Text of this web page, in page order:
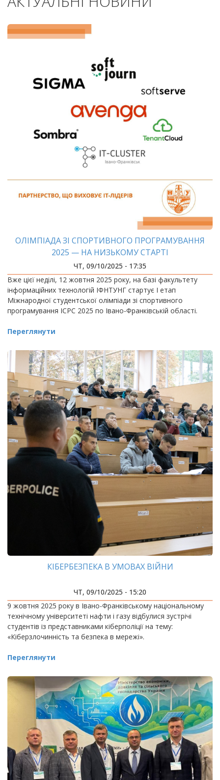
ОЛІМПІАДА ЗІ СПОРТИВНОГО ПРОГРАМУВАННЯ
2025 — НА НИЗЬКОМУ СТАРТІ
ЧТ, 09/10/2025 - 17:35
Вже цієї неділі, 12 жовтня 2025 року, на базі факультету
інформаційних технологій ІФНТУНГ стартує І етап
Міжнародної студентської олімпіади зі спортивного
програмування ICPC 2025 по Івано-Франківській області.
Переглянути
КІБЕРБЕЗПЕКА В УМОВАХ ВІЙНИ
ЧТ, 09/10/2025 - 15:20
9 жовтня 2025 року в Івано-Франківському національному
технічному університеті нафти і газу відбулися зустрічі
студентів із представниками кіберполіції на тему:
«Кіберзлочинність та безпека в мережі».
Переглянути